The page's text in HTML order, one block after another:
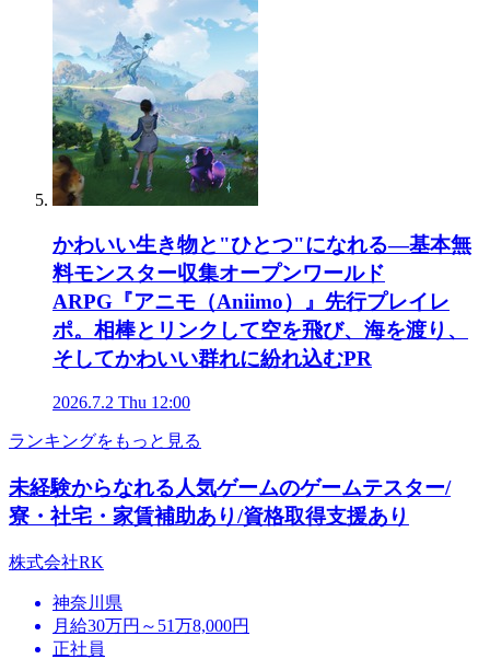
かわいい生き物と"ひとつ"になれる―基本無
料モンスター収集オープンワールド
ARPG『アニモ（Aniimo）』先行プレイレ
ポ。相棒とリンクして空を飛び、海を渡り、
そしてかわいい群れに紛れ込むPR
2026.7.2 Thu 12:00
ランキングをもっと見る
未経験からなれる人気ゲームのゲームテスター/
寮・社宅・家賃補助あり/資格取得支援あり
株式会社RK
神奈川県
月給30万円～51万8,000円
正社員